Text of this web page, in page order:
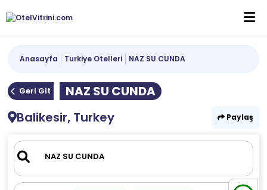
Anasayfa Turkiye Otelleri NAZ SU CUNDA
Geri Git
NAZ SU CUNDA
Balikesir, Turkey
Paylaş